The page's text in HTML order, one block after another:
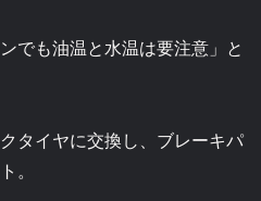
でも油温と水温は要注意」と
タイヤに交換し、ブレーキパ
。